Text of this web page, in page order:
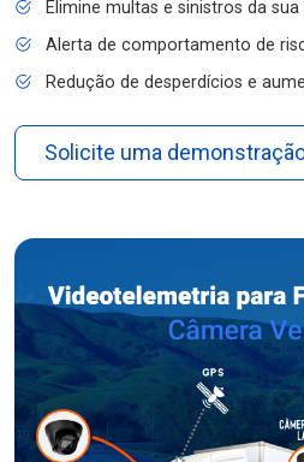
Elimine multas e sinistros da
Alerta de comportamento de
Redução de desperdícios e
Solicite uma